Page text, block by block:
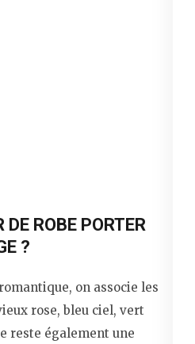
DE ROBE PORTER
?
on associe les
rose, bleu ciel, vert
reste également une